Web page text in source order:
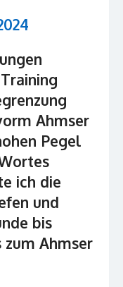
Ahmser
Pegel
ich die
und
bis
zum Ahmser